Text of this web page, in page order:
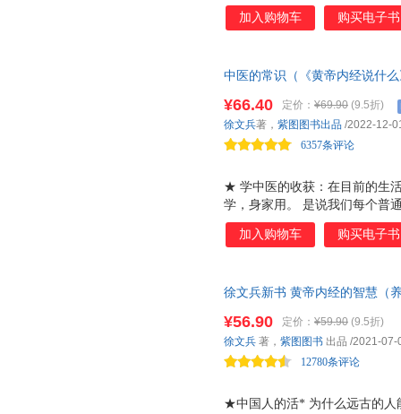
了不菲的医药费，找到一条让
生活的满满自信。 如今，中里
于日常生活中，用于消除身体
当代人的实践版《黄帝内经》
诊秘诀： 察颜观色* ； 2.身体
加入购物车 购买电子书
中医的常识（《黄帝内经说什
们还能自救。学中医的收获：
★ 学中医的收获：在目前的生
学，身家用。 是说我们每个普
见得非要做一名医生。古人讲
了我起码不会干蠢事，以尽孝
这些知识渗透到我们的生活中
自己的身心健康，关注自己的
方。本书从认识中医、四季的
¥66.40 定价： ¥69.90 (9.5折)
6357条评论
徐文兵著， 紫图图书出品 /2022-12-
加入购物车 购买电子书
徐文兵新书 黄帝内经的智慧（
为身体本身有一套自愈的本领
唤醒、恢复，所以，我们要“合
了，病也就治好了。
★中国人的活* 为什么远古的人
¥56.90 定价： ¥59.90 (9.5折)
12780条评论
徐文兵 著， 紫图图书 出品 /2021-07-